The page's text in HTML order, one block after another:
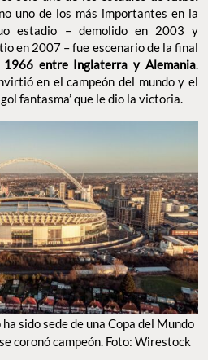
uno de los más importantes en la
estadio – demolido en 2003 y
en 2007 – fue escenario de la final
1966 entre Inglaterra y Alemania
en el campeón del mundo y el
fantasma’ que le dio la victoria.
sido sede de una Copa del Mundo
coronó campeón. Foto: Wirestock